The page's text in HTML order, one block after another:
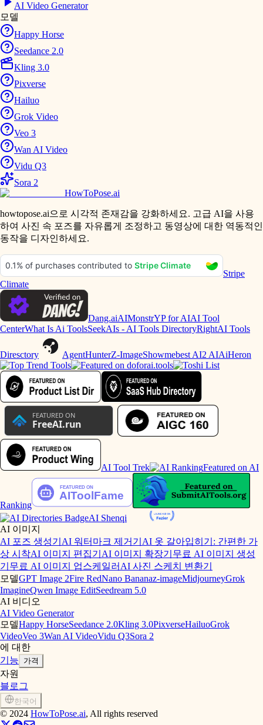
AI Video Generator
모델
Happy Horse
Seedance 2.0
Kling 3.0
Pixverse
Hailuo
Grok Video
Veo 3
Wan AI Video
Vidu Q3
Sora 2
HowToPose.ai
howtopose.ai으로 시각적 존재감을 강화하세요. 고급 AI을 사용
하여 사진 속 포즈를 자유롭게 조정하고 동영상에 대한 역동적인
동작을 디자인하세요.
Stripe
Climate
Dang.aiAIMonstrYP for AIAI Tool
CenterWhat Is Ai ToolsSeekAIs - AI Tools DirectoryRightAI Tools
Diresctory AgentHunterZ-ImageShowmebest AI2 AIAiHeron
AI Tool Trek Featured on AI
Ranking
AI Shenqi
AI 이미지
AI 포즈 생성기 AI 워터마크 제거기 AI 옷 갈아입히기: 간편한 가
상 시착AI 이미지 편집기 AI 이미지 확장기 무료 AI 이미지 생성
기 무료 AI 이미지 업스케일러 AI 사진 스케치 변환기
모델GPT Image 2Fire RedNano Bananaz-imageMidjourneyGrok
ImagineQwen Image EditSeedream 5.0
AI 비디오
AI Video Generator
모델Happy HorseSeedance 2.0Kling 3.0PixverseHailuoGrok
VideoVeo 3Wan AI VideoVidu Q3Sora 2
에 대한
기능
가격
자원
블로그
한국어
© 2024 HowToPose.ai, All rights reserved